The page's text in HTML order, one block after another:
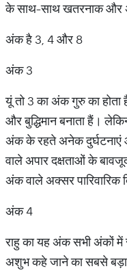
के साथ-साथ खतरनाक और
अंक है 3, 4 और 8
अंक 3
यूं तो 3 का अंक गुरु का
और बुद्धिमान बनाता हैं।
अंक के रहते अनेक दुर्घटनाएं
वाले अपार दक्षताओं के
अंक वाले अक्सर
अंक 4
राहु का यह अंक सभी अंकों
अशुभ कहे जाने का सबसे